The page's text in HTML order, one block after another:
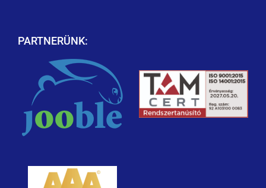
PARTNERÜNK: